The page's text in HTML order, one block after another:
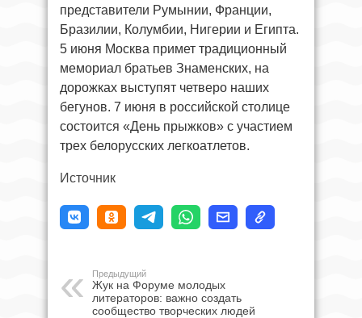
представители Румынии, Франции,
Бразилии, Колумбии, Нигерии и Египта.
5 июня Москва примет традиционный
мемориал братьев Знаменских, на
дорожках выступят четверо наших
бегунов. 7 июня в российской столице
состоится «День прыжков» с участием
трех белорусских легкоатлетов.
Источник
Предыдущий
Жук на Форуме молодых
литераторов: важно создать
сообщество творческих людей